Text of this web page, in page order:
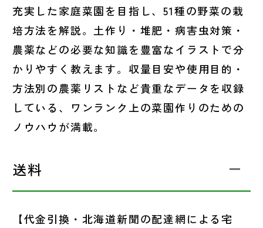
充実した家庭菜園を目指し、51種の野菜の栽
培方法を解説。土作り・堆肥・病害虫対策・
農薬などの必要な知識を豊富なイラストで分
かりやすく教えます。収量目安や使用目的・
方法別の農薬リストなど貴重なデータを収録
している、ワンランク上の菜園作りのための
ノウハウが満載。
送料
【代金引換・北海道新聞の配達網による宅